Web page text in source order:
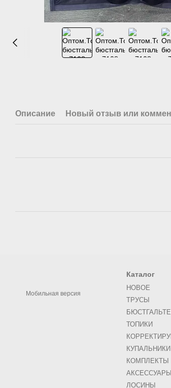
Описание Новый отзыв или
Мобильная версия
Каталог
НОВОЕ
ТРУСЫ
ТОПИКИ
КУПАЛЬНИКИ
КОМПЛЕКТЫ
АКСЕСCУАРЫ
ЛОСИНЫ